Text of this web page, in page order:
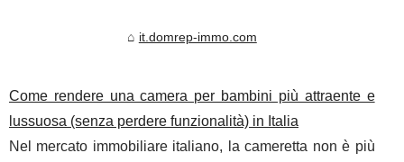
it.domrep-immo.com
Come rendere una camera per bambini più attraente e
lussuosa (senza perdere funzionalità) in Italia
Nel mercato immobiliare italiano, la cameretta non è più